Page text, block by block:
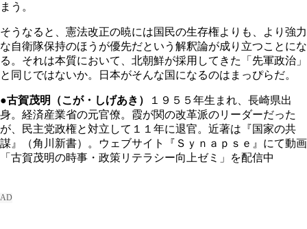
まう。
そうなると、憲法改正の暁には国民の生存権よりも、より強力
な自衛隊保持のほうが優先だという解釈論が成り立つことにな
る。それは本質において、北朝鮮が採用してきた「先軍政治」
と同じではないか。日本がそんな国になるのはまっぴらだ。
●古賀茂明（こが・しげあき）
１９５５年生まれ、長崎県出
身。経済産業省の元官僚。霞が関の改革派のリーダーだった
が、民主党政権と対立して１１年に退官。近著は『国家の共
謀』（角川新書）。ウェブサイト『Ｓｙｎａｐｓｅ』にて動画
「古賀茂明の時事・政策リテラシー向上ゼミ」を配信中